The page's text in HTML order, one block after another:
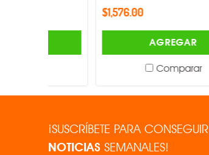
AGREGAR
Comparar
¡SUSCRÍBETE PARA CONSEGUIR
NOTICIAS SEMANALES!